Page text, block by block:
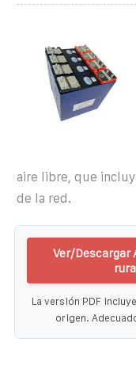
aire libre, que
de la red.
Ver/Descargar
La versión PDF
origen.